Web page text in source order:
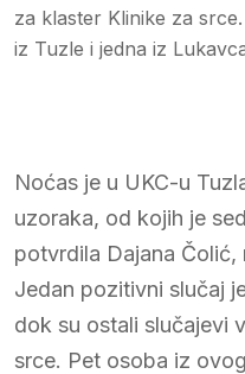
za klaster Klinike za
iz Tuzle i jedna iz
Noćas je u UKC-u
uzoraka, od kojih je
potvrdila Dajana
Jedan pozitivni slučaj
dok su ostali slučajevi
srce. Pet osoba iz